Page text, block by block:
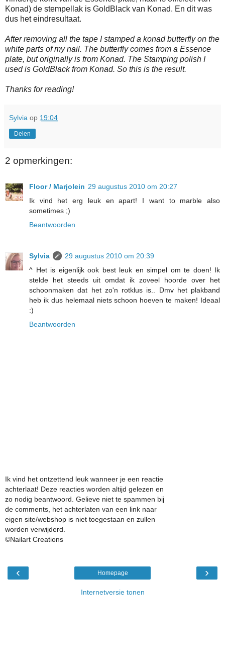
Konad) de stempellak is GoldBlack van Konad. En dit was
dus het eindresultaat.
After removing all the tape I stamped a konad butterfly on the
white parts of my nail. The butterfly comes from a Essence
plate, but originally is from Konad. The Stamping polish I
used is GoldBlack from Konad. So this is the result.
Thanks for reading!
Sylvia op 19:04
Delen
2 opmerkingen:
Floor / Marjolein 29 augustus 2010 om 20:27
Ik vind het erg leuk en apart! I want to marble also
sometimes ;)
Beantwoorden
Sylvia
29 augustus 2010 om 20:39
^ Het is eigenlijk ook best leuk en simpel om te doen! Ik
stelde het steeds uit omdat ik zoveel hoorde over het
schoonmaken dat het zo'n rotklus is.. Dmv het plakband
heb ik dus helemaal niets schoon hoeven te maken! Ideaal
:)
Beantwoorden
Ik vind het ontzettend leuk wanneer je een reactie
achterlaat! Deze reacties worden altijd gelezen en
zo nodig beantwoord. Gelieve niet te spammen bij
de comments, het achterlaten van een link naar
eigen site/webshop is niet toegestaan en zullen
worden verwijderd.
©Nailart Creations
‹ ›
Homepage
Internetversie tonen